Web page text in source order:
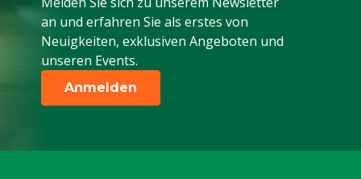
an und erfahren Sie als erstes von
Neuigkeiten, exklusiven Angeboten und
unseren Events.
Anmelden